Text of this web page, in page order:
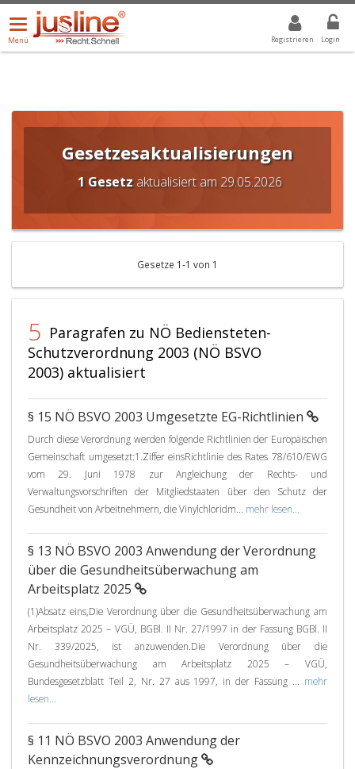
Registrieren Login
Menü
öffnen/schließen
Menü
ALLE DROPDOWN: GEWÄHLTER WERT IST ALLE
Gesetzesaktualisierungen
1 Gesetzaktualisiert am 29.05.2026
Gesetze 1-1 von 1
5 Paragrafen zu NÖ Bediensteten-
Schutzverordnung 2003 (NÖ BSVO
2003) aktualisiert
§ 15 NÖ BSVO 2003 Umgesetzte EG-Richtlinien
Durch diese Verordnung werden folgende Richtlinien der Europäischen
Gemeinschaft umgesetzt:1.Ziffer einsRichtlinie des Rates 78/610/EWG
vom 29. Juni 1978 zur Angleichung der Rechts- und
Verwaltungsvorschriften der Mitgliedstaaten über den Schutz der
Gesundheit von Arbeitnehmern, die Vinylchloridm... mehr lesen...
§ 13 NÖ BSVO 2003 Anwendung der Verordnung
über die Gesundheitsüberwachung am
Arbeitsplatz 2025
(1)Absatz eins,Die Verordnung über die Gesundheitsüberwachung am
Arbeitsplatz 2025 – VGÜ, BGBl. II Nr. 27/1997 in der Fassung BGBl. II
Nr. 339/2025, ist anzuwenden.Die Verordnung über die
Gesundheitsüberwachung am Arbeitsplatz 2025 – VGÜ,
Bundesgesetzblatt Teil 2, Nr. 27 aus 1997, in der Fassung ... mehr
lesen...
§ 11 NÖ BSVO 2003 Anwendung der
Kennzeichnungsverordnung